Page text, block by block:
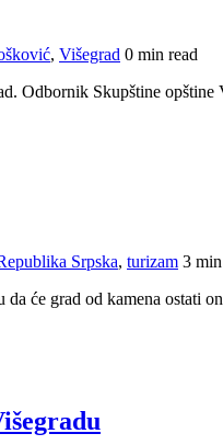
, Višegrad 0 min read
Odbornik Skupštine
Srpska, turizam 3
će grad od kamena ostati